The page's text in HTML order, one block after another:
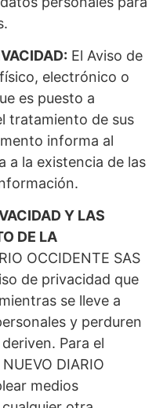
El Aviso de
electrónico o
es puesto a
tratamiento de sus
informa al
a la existencia de las
Y LAS
DE LA
OCCIDENTE SAS
de privacidad que
se lleve a
y perduren
Para el
DIARIO
medios